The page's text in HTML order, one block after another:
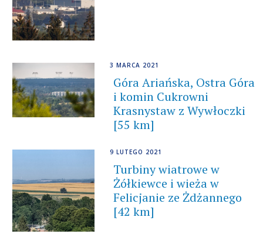
3 MARCA 2021
Góra Ariańska, Ostra Góra
i komin Cukrowni
Krasnystaw z Wywłoczki
[55 km]
9 LUTEGO 2021
Turbiny wiatrowe w
Żółkiewce i wieża w
Felicjanie ze Żdżannego
[42 km]